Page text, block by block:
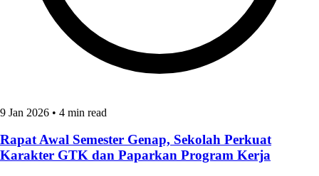
9 Jan 2026 • 4 min read
Rapat Awal Semester Genap, Sekolah Perkuat
Karakter GTK dan Paparkan Program Kerja